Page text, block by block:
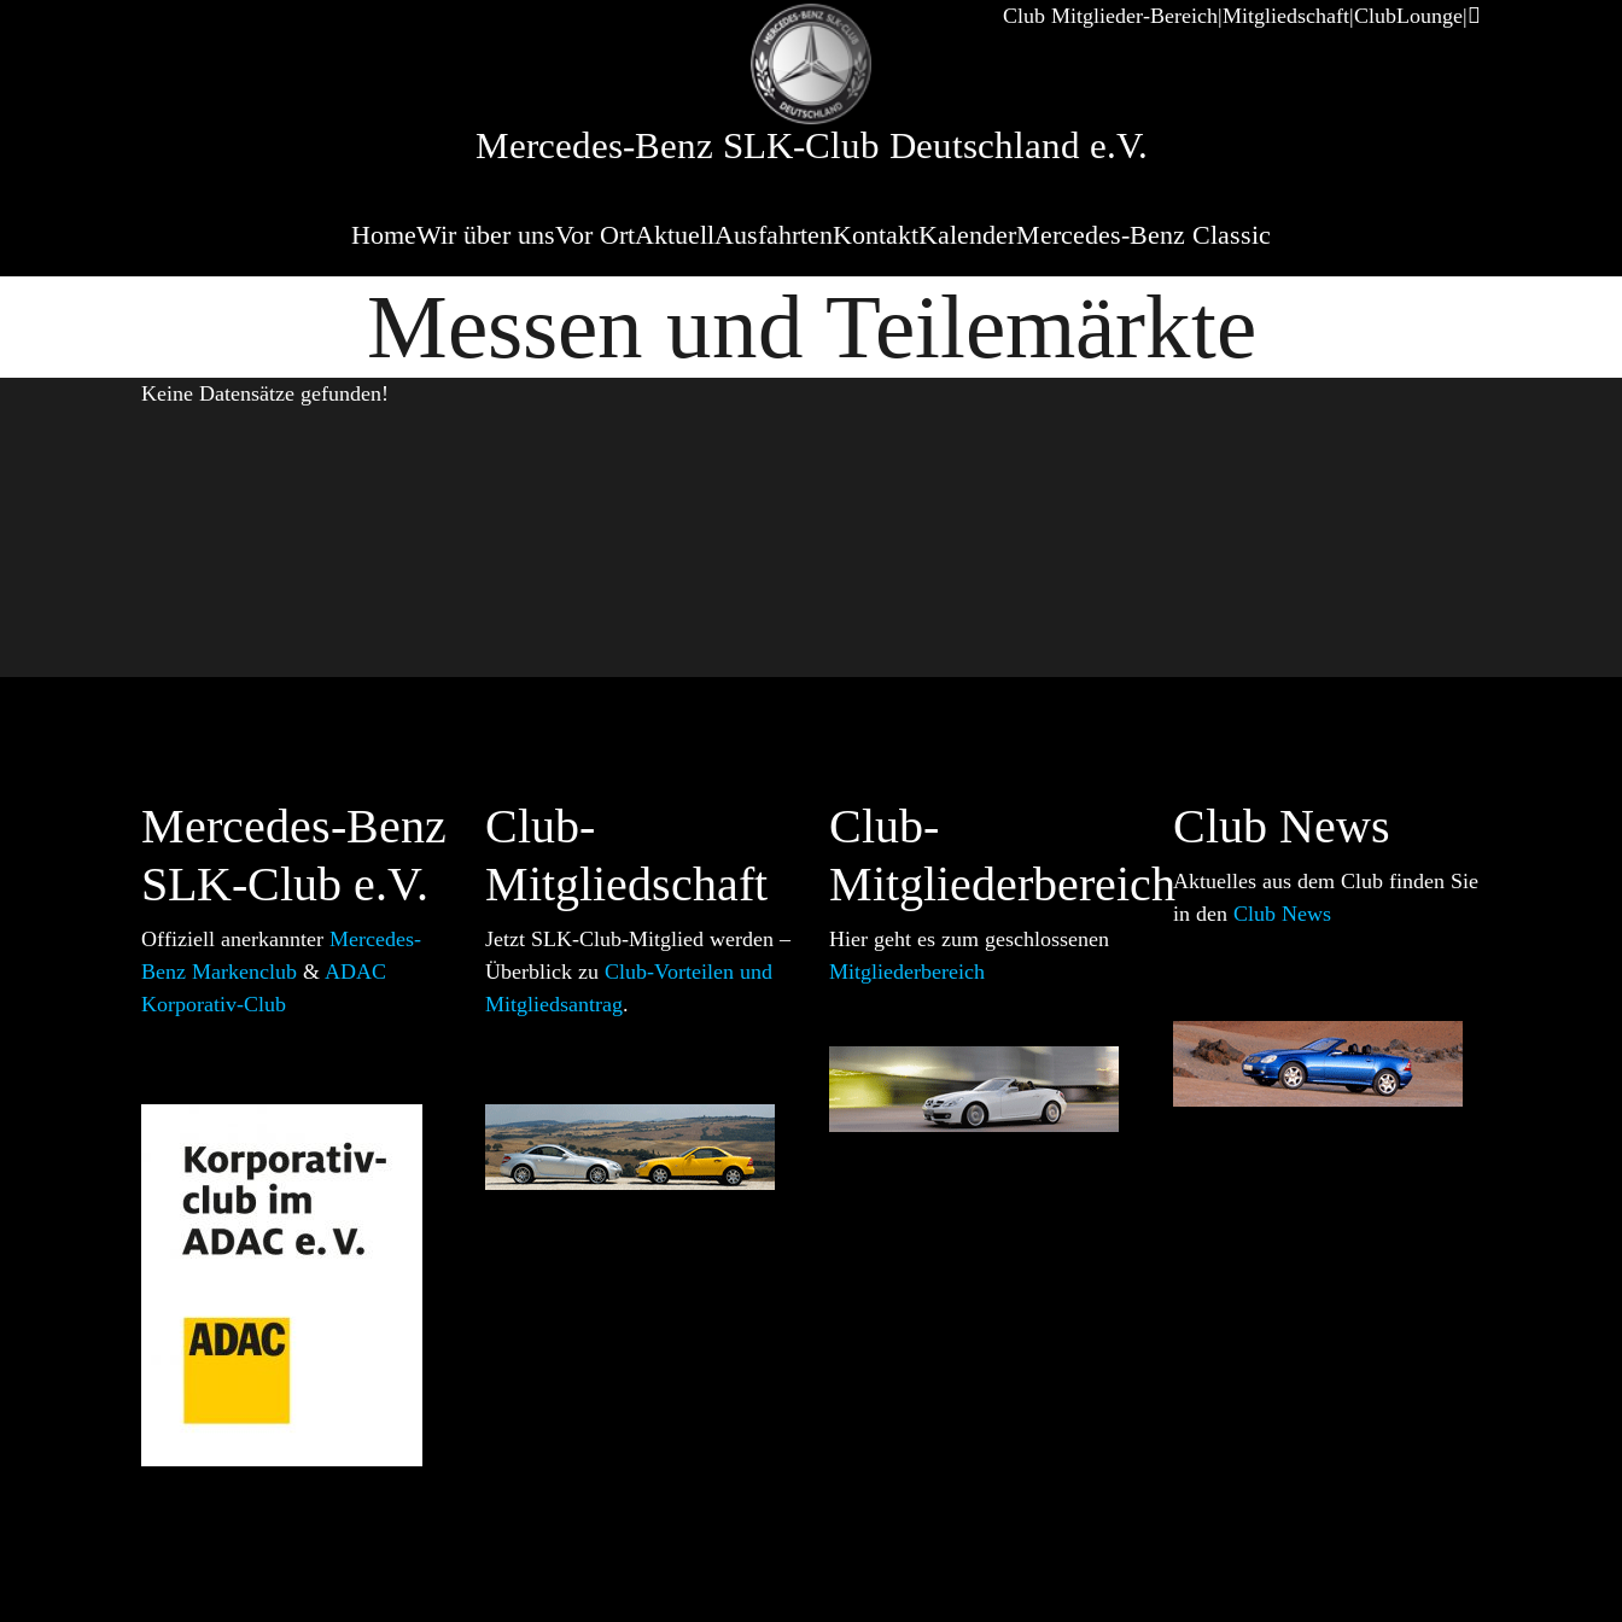
Club Mitglieder-Bereich Mitgliedschaft ClubLounge
Mercedes-Benz SLK-Club Deutschland e.V.
HomeWir über unsVor OrtAktuellAusfahrtenKontaktKalenderMercedes-Benz Classic
Messen und Teilemärkte
Keine Datensätze gefunden!
Mercedes-Benz
SLK-Club e.V.
Offiziell anerkannter Mercedes-
Benz Markenclub & ADAC
Korporativ-Club
Club-
Mitgliedschaft
Jetzt SLK-Club-Mitglied werden –
Überblick zu Club-Vorteilen und
Mitgliedsantrag.
Club-
Mitgliederbereich
Hier geht es zum geschlossenen
Mitgliederbereich
Club News
Aktuelles aus dem Club finden Sie
in den Club News